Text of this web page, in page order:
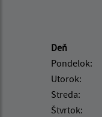
Deň
Pondelok:
Utorok:
Streda:
Štvrtok: